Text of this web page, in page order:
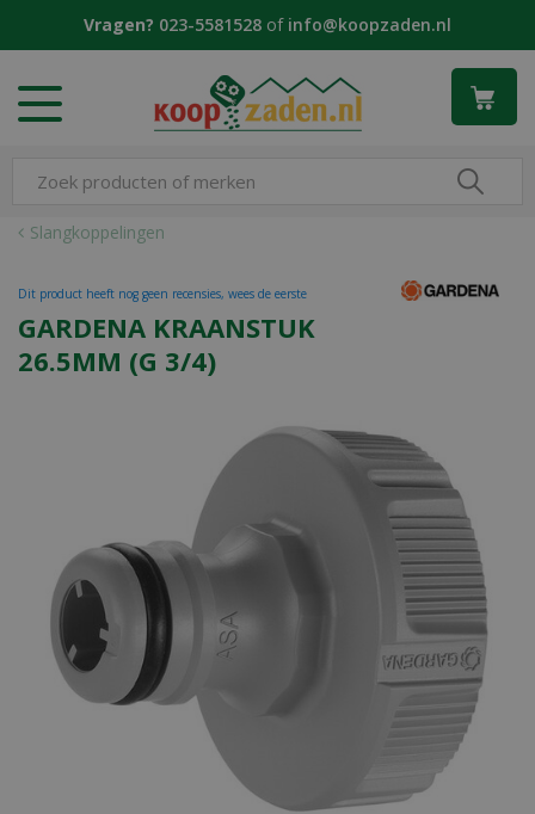
Slangkoppelingen
Vragen? 023-5581528 of info@koopzaden.nl
GARDENA KRAANSTUK
26.5MM (G 3/4)
Dit product heeft nog geen recensies, wees de eerste